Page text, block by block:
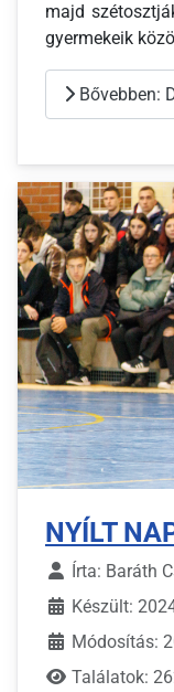
majd
gyermekeik
Bővebben:
NYÍLT
Írta: Baráth
Készült:
Módosítás:
Találatok: